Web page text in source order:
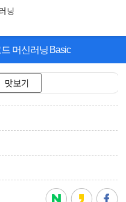
머신러닝 Basic
맛보기